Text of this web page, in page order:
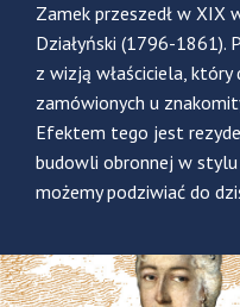
Zamek przeszedł w XIX
Działyński (1796-1861).
z wizją właściciela,
zamówionych u
Efektem tego jest
budowli obronnej w
możemy podziwiać do